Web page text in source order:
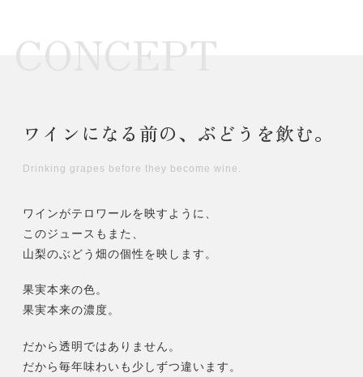
味
ミ
ア
ュ
ー
2
本
ッ
ト
CONCEPT
ワインになる前の、ぶどうを飲む。
Drinking grapes before they become wine.
ワインがテロワールを映すように、
このジュースもまた、
山梨のぶどう畑の個性を映します。
果実本来の色。
果実本来の濃度。
だから透明ではありません。
だから毎年味わいも少しずつ違います。